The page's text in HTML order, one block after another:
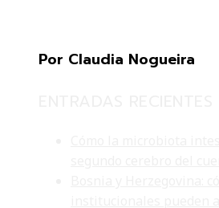
Por Claudia Nogueira